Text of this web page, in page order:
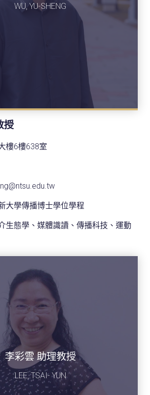
WU, YU-SHENG
授
樓6樓638室
大學傳播博士學位學程
生態學、媒體識讀、傳播科技、運動
李彩雲 助理教授
LEE, TSAI- YUN